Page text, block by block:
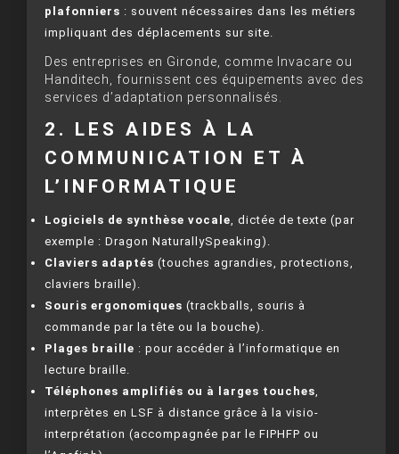
plafonniers : souvent nécessaires dans les métiers
impliquant des déplacements sur site.
Des entreprises en Gironde, comme Invacare ou
Handitech, fournissent ces équipements avec des
services d’adaptation personnalisés.
2. LES AIDES À LA
COMMUNICATION ET À
L’INFORMATIQUE
Logiciels de synthèse vocale , dictée de texte (par
exemple : Dragon NaturallySpeaking).
Claviers adaptés (touches agrandies, protections,
claviers braille).
Souris ergonomiques (trackballs, souris à
commande par la tête ou la bouche).
Plages braille : pour accéder à l’informatique en
lecture braille.
Téléphones amplifiés ou à larges touches
interprètes en LSF à distance grâce à la visio-
interprétation (accompagnée par le FIPHFP ou